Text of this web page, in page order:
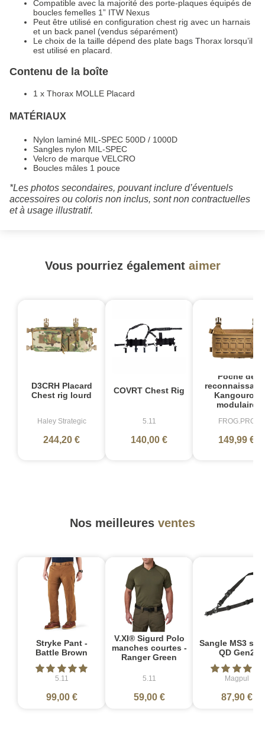
Compatible avec la majorité des porte-plaques équipés de
boucles femelles 1” ITW Nexus
Peut être utilisé en configuration chest rig avec un harnais
et un back panel (vendus séparément)
Le choix de la taille dépend des plate bags Thorax lorsqu’il
est utilisé en placard.
Contenu de la boîte
1 x Thorax MOLLE Placard
MATÉRIAUX
Nylon laminé MIL-SPEC 500D / 1000D
Sangles nylon MIL-SPEC
Velcro de marque VELCRO
Boucles mâles 1 pouce
*Les photos secondaires, pouvant inclure d’éventuels
accessoires ou coloris non inclus, sont non contractuelles
et à usage illustratif.
Vous pourriez également aimer
D3CRH Placard
Chest rig lourd
Haley Strategic
244,20 €
COVRT Chest Rig
5.11
140,00 €
Poche de
Kangourou
modulaire
FROG.PRO
149,99 €
Nos meilleures ventes
Stryke Pant -
Battle Brown
5.11
99,00 €
V.XI® Sigurd Polo
manches courtes -
Ranger Green
5.11
59,00 €
Sangle MS3
QD Gen2
Magpul
87,90 €